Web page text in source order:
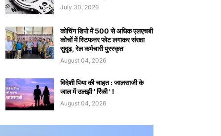
July 30, 2026
कोचिंग डिपो में 500 से अधिक एलएचबी
कोचों में स्टिफऩर प्लेट लगाकर संरक्षा
सुदृढ़, रेल कर्मचारी पुरस्कृत
August 04, 2026
विदेशी पिया की चाहत : जालसाजी के
जाल में उलझी ' रिंकी ' !
August 04, 2026